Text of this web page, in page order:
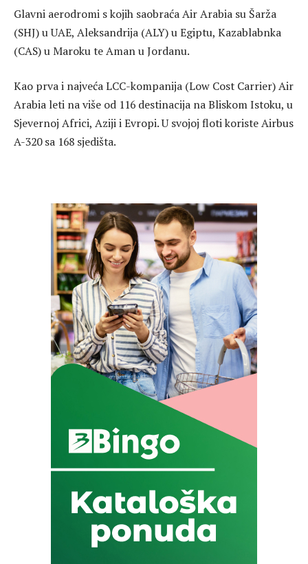
Glavni aerodromi s kojih saobraća Air Arabia su Šarža
(SHJ) u UAE, Aleksandrija (ALY) u Egiptu, Kazablabnka
(CAS) u Maroku te Aman u Jordanu.
Kao prva i najveća LCC-kompanija (Low Cost Carrier) Air
Arabia leti na više od 116 destinacija na Bliskom Istoku, u
Sjevernoj Africi, Aziji i Evropi. U svojoj floti koriste Airbus
A-320 sa 168 sjedišta.